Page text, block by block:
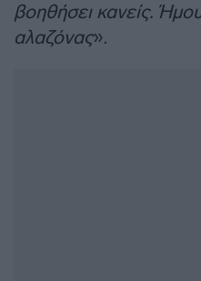
βοηθήσει κανείς.
αλαζόνας».